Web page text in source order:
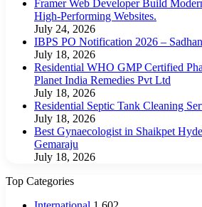
Framer Web Developer Build
High-Performing Websites.
July 24, 2026
IBPS PO Notification 2026 –
July 18, 2026
Residential WHO GMP Certified
Planet India Remedies Pvt Ltd
July 18, 2026
Residential Septic Tank Cleaning
July 18, 2026
Best Gynaecologist in Shaikpet
Gemaraju
July 18, 2026
Top Categories